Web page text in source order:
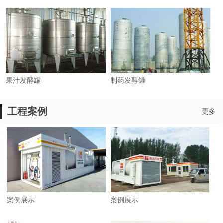
果汁发酵罐 制药发酵罐
工程案例 更多
案例展示 案例展示